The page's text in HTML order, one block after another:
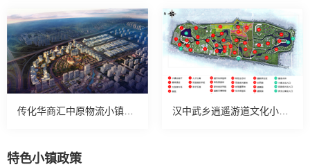
特色小镇政策